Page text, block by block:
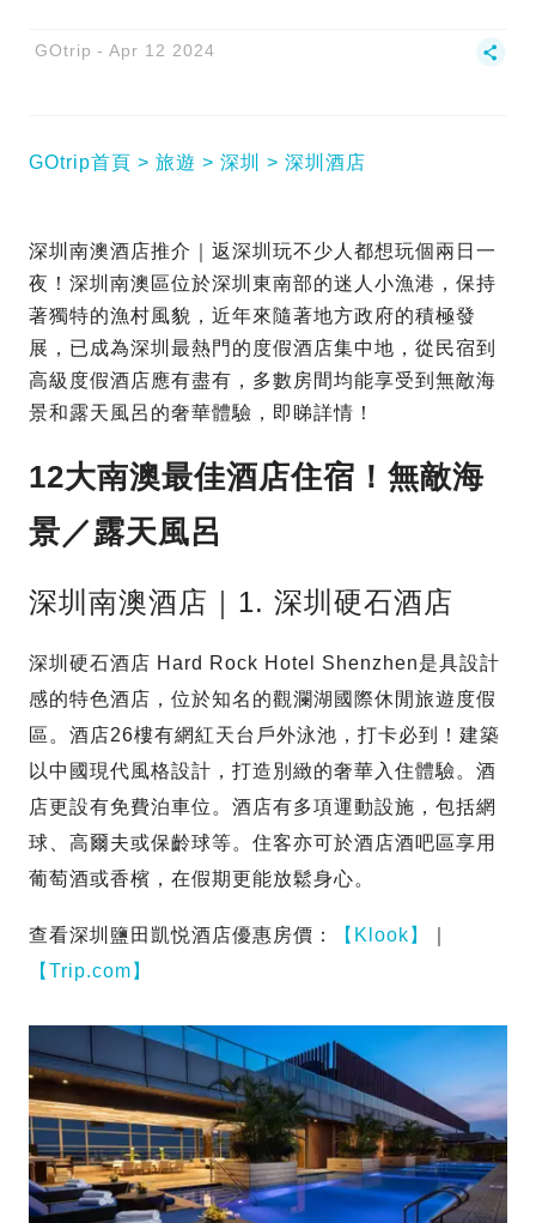
GOtrip Apr 12 2024
GOtrip首頁 旅遊 深圳 深圳酒店
深圳南澳酒店推介｜返深圳玩不少人都想玩個兩日一
夜！深圳南澳區位於深圳東南部的迷人小漁港，保持
著獨特的漁村風貌，近年來隨著地方政府的積極發
展，已成為深圳最熱門的度假酒店集中地，從民宿到
高級度假酒店應有盡有，多數房間均能享受到無敵海
景和露天風呂的奢華體驗，即睇詳情！
12大南澳最佳酒店住宿！無敵海
景／露天風呂
深圳南澳酒店｜1. 深圳硬石酒店
深圳硬石酒店 Hard Rock Hotel Shenzhen是具設計
感的特色酒店，位於知名的觀瀾湖國際休閒旅遊度假
區。酒店26樓有網紅天台戶外泳池，打卡必到！建築
以中國現代風格設計，打造別緻的奢華入住體驗。酒
店更設有免費泊車位。酒店有多項運動設施，包括網
球、高爾夫或保齡球等。住客亦可於酒店酒吧區享用
葡萄酒或香檳，在假期更能放鬆身心。
查看深圳鹽田凱悦酒店優惠房價： 【Klook】
【Trip.com】